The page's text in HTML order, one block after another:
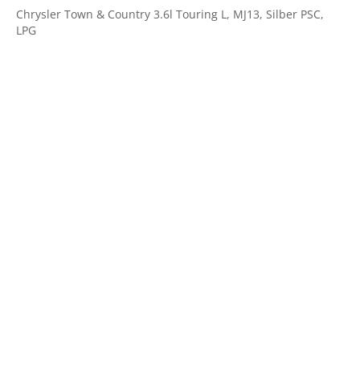
Chrysler Town & Country 3.6l Touring L, MJ13, Silber PSC,
LPG